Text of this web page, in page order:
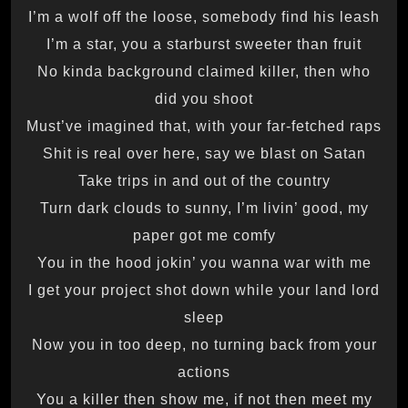
I’m a wolf off the loose, somebody find his leash
I’m a star, you a starburst sweeter than fruit
No kinda background claimed killer, then who
did you shoot
Must’ve imagined that, with your far-fetched raps
Shit is real over here, say we blast on Satan
Take trips in and out of the country
Turn dark clouds to sunny, I’m livin’ good, my
paper got me comfy
You in the hood jokin’ you wanna war with me
I get your project shot down while your land lord
sleep
Now you in too deep, no turning back from your
actions
You a killer then show me, if not then meet my